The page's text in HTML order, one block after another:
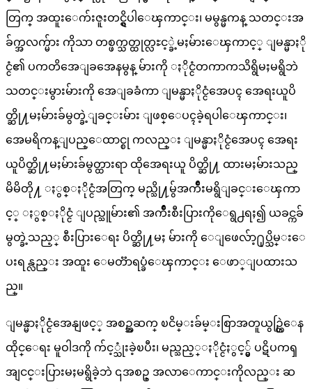
တြက္ အထူးေက်းဇူးတင္ရွိပါေၾကာင္း၊ မမွန္မကန္ သတင္းအ
ခ်က္အလက္မ်ား ကိုသာ တစ္ဖက္သတ္ထုတ္လႊင့္ခဲ့မႈမ်ားေၾကာင့္ ျမန္မာႏို
င္ငံ၏ ပကတိအေျခအေနမွန္ မ်ားကို ႏိုင္ငံတကာကသိရွိမႈမရွိဘဲ
သတင္းမွားမ်ားကို အေျခခံကာ ျမန္မာႏိုင္ငံအေပၚ အေရးယူပိ
တ္ဆို႔မႈမ်ားခ်မွတ္ခဲ့ျခင္းမ်ား ျဖစ္ေပၚခဲ့ရပါေၾကာင္း၊
အေမရိကန္ျပည္ေထာင္စု ကလည္း ျမန္မာႏိုင္ငံအေပၚ အေရး
ယူပိတ္ဆို႔မႈမ်ားခ်မွတ္ထားရာ ထိုအေရးယူ ပိတ္ဆို႔ ထားမႈမ်ားသည္
မိမိတို႔ ႏွစ္ႏိုင္ငံအတြက္ မည္သို႔မွ်အက်ိဳးမရွိျခင္းေၾကာ
င့္ ႏွစ္ႏိုင္ငံ ျပည္သူမ်ား၏ အက်ိဳးစီးပြားကိုေရွ႕ရႈ၍ ယခင္ကခ်
မွတ္ခဲ့သည့္ စီးပြားေရး ပိတ္ဆို႔မႈ မ်ားကို ေျဖေလ်ာ့႐ုပ္သိမ္းေ
ပးရန္လည္း အထူး ေမတၱာရပ္ခံေၾကာင္း ေဖာ္ျပထားသ
ည္။
ျမန္မာႏိုင္ငံအေနျဖင့္ အစဥ္အဆက္ ၿငိမ္းခ်မ္းစြာအတူယွဥ္တြဲေန
ထိုင္ေရး မူဝါဒကို က်င့္သုံးခဲ့ၿပီး၊ မည္သည့္ႏိုင္ငံႏွင့္မွ် ပဋိပကၡ
အျငင္းပြားမႈမရွိခဲ့ဘဲ ၎အစဥ္ အလာေကာင္းကိုလည္း ဆ